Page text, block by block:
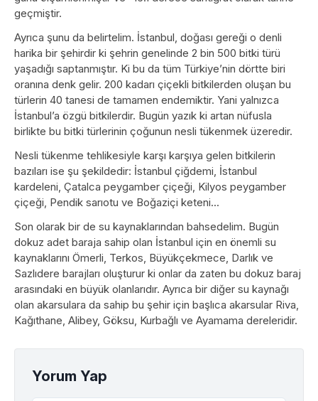
geçmiştir.
Ayrıca şunu da belirtelim. İstanbul, doğası gereği o denli
harika bir şehirdir ki şehrin genelinde 2 bin 500 bitki türü
yaşadığı saptanmıştır. Ki bu da tüm Türkiye’nin dörtte biri
oranına denk gelir. 200 kadarı çiçekli bitkilerden oluşan bu
türlerin 40 tanesi de tamamen endemiktir. Yani yalnızca
İstanbul’a özgü bitkilerdir. Bugün yazık ki artan nüfusla
birlikte bu bitki türlerinin çoğunun nesli tükenmek üzeredir.
Nesli tükenme tehlikesiyle karşı karşıya gelen bitkilerin
bazıları ise şu şekildedir: İstanbul çiğdemi, İstanbul
kardeleni, Çatalca peygamber çiçeği, Kilyos peygamber
çiçeği, Pendik sarıotu ve Boğaziçi keteni...
Son olarak bir de su kaynaklarından bahsedelim. Bugün
dokuz adet baraja sahip olan İstanbul için en önemli su
kaynaklarını Ömerli, Terkos, Büyükçekmece, Darlık ve
Sazlıdere barajları oluşturur ki onlar da zaten bu dokuz baraj
arasındaki en büyük olanlarıdır. Ayrıca bir diğer su kaynağı
olan akarsulara da sahip bu şehir için başlıca akarsular Riva,
Kağıthane, Alibey, Göksu, Kurbağlı ve Ayamama dereleridir.
Yorum Yap